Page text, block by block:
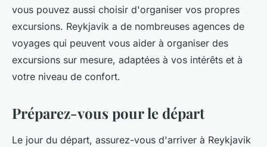
vous pouvez aussi choisir d'organiser vos propres
excursions. Reykjavik a de nombreuses agences de
voyages qui peuvent vous aider à organiser des
excursions sur mesure, adaptées à vos intérêts et à
votre niveau de confort.
Préparez-vous pour le départ
Le jour du départ, assurez-vous d'arriver à Reykjavik